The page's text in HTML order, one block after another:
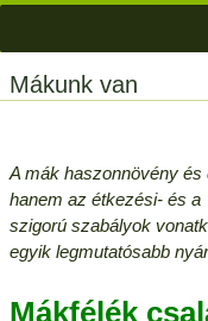
Mákunk van
A mák haszonnövény
hanem az étkezési- és
szigorú szabályok
egyik legmutatósabb
Mákfélék